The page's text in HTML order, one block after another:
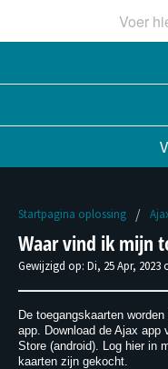
Startpagina oplossing
Waar vind ik mijn
Gewijzigd op: Di, 25 Apr, 2023
De toegangskaarten
app. Download de Ajax app
Store (android). Log hier in
kaarten zijn gekocht.